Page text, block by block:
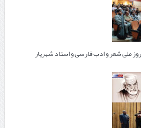
ملی شعر و ادب فارسی و استاد شهریار